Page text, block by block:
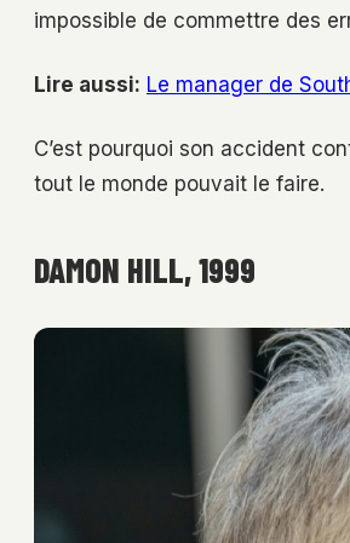
impossible de commettre des
Lire aussi: Le manager de
C’est pourquoi son accident
tout le monde pouvait le faire.
DAMON HILL, 1999